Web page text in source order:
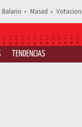
Balario Masad
TENDENCIAS